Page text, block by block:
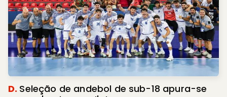
D. Seleção de andebol de sub-18 apura-se